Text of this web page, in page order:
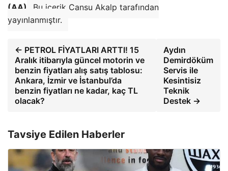
(AA)
Bu içerik Cansu Akalp tarafından
yayınlanmıştır.
← PETROL FİYATLARI ARTTI! 15
Aralık itibarıyla güncel motorin ve
benzin fiyatları alış satış tablosu:
Ankara, İzmir ve İstanbul’da
benzin fiyatları ne kadar, kaç TL
olacak?
Aydın
Demirdöküm
Servis ile
Kesintisiz
Teknik
Destek →
Tavsiye Edilen Haberler